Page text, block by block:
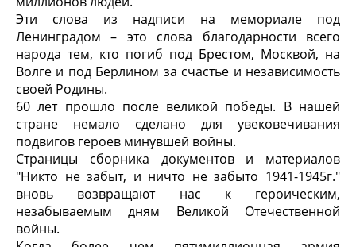
Эти слова из надписи на мемориале под
Ленинградом – это слова благодарности всего
народа тем, кто погиб под Брестом, Москвой, на
Волге и под Берлином за счастье и независимость
своей Родины.
60 лет прошло после великой победы. В нашей
стране немало сделано для увековечивания
подвигов героев минувшей войны.
Страницы сборника документов и материалов
"Никто не забыт, и ничто не забыто 1941-1945г."
вновь возвращают нас к героическим,
незабываемым дням Великой Отечественной
войны.